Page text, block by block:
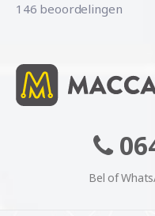
146 beoordelingen
Bel of